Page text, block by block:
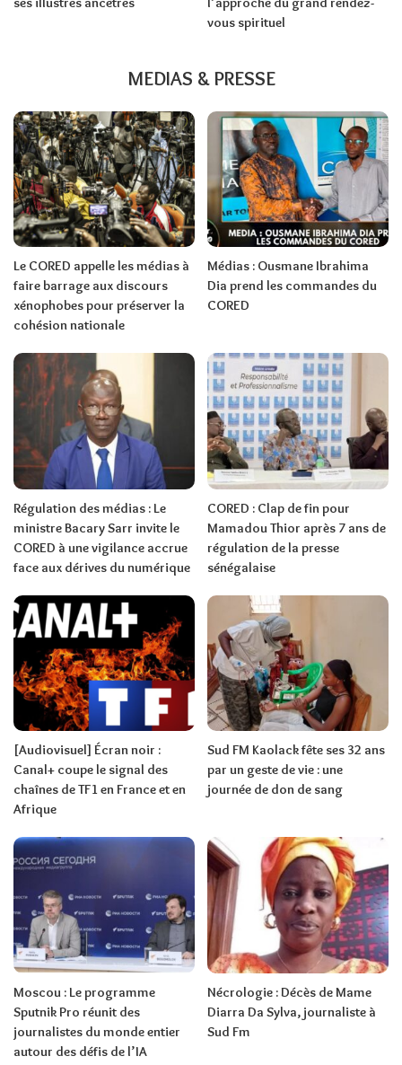
vous spirituel
MEDIAS & PRESSE
Le CORED appelle les médias à
faire barrage aux discours
xénophobes pour préserver la
cohésion nationale
Médias : Ousmane Ibrahima
Dia prend les commandes du
CORED
Régulation des médias : Le
ministre Bacary Sarr invite le
CORED à une vigilance accrue
face aux dérives du numérique
CORED : Clap de fin pour
Mamadou Thior après 7 ans de
régulation de la presse
sénégalaise
[Audiovisuel] Écran noir :
Canal+ coupe le signal des
chaînes de TF1 en France et en
Afrique
Sud FM Kaolack fête ses 32 ans
par un geste de vie : une
journée de don de sang
Moscou : Le programme
Sputnik Pro réunit des
journalistes du monde entier
autour des défis de l’IA
Nécrologie : Décès de Mame
Diarra Da Sylva, journaliste à
Sud Fm